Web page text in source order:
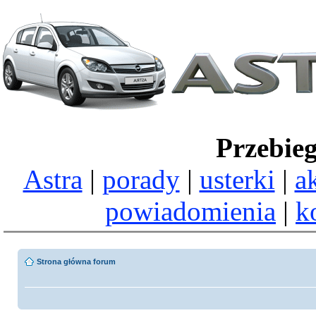
Astra | porady| usterki |
powiadomienia |
Strona główna forum